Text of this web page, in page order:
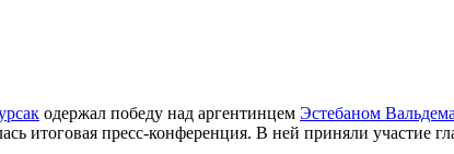
одержал победу над аргентинцем Эстебаном
итоговая пресс-конференция. В ней приняли участие